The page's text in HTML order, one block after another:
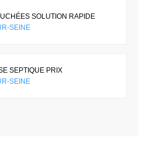
SOLUTION RAPIDE
SEINE
SEPTIQUE PRIX
SEINE